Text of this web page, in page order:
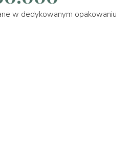
w dedykowanym opakowaniu